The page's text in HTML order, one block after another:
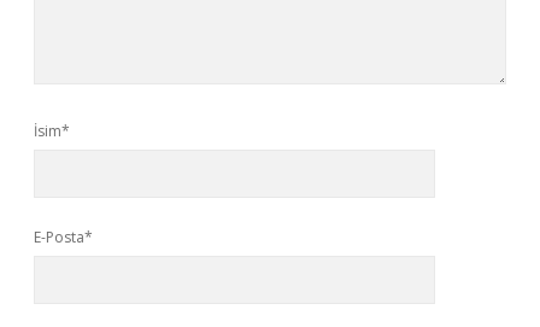
İsim*
E-Posta*